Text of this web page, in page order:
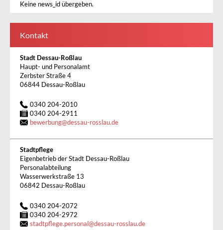
Keine news_id übergeben.
Kontakt
Stadt Dessau-Roßlau
Haupt- und Personalamt
Zerbster Straße 4
06844 Dessau-Roßlau
0340 204-2010
0340 204-2911
bewerbung@dessau-rosslau.de
Stadtpflege
Eigenbetrieb der Stadt Dessau-Roßlau
Personalabteilung
Wasserwerkstraße 13
06842 Dessau-Roßlau
0340 204-2072
0340 204-2972
stadtpflege.personal @dessau-rosslau.de